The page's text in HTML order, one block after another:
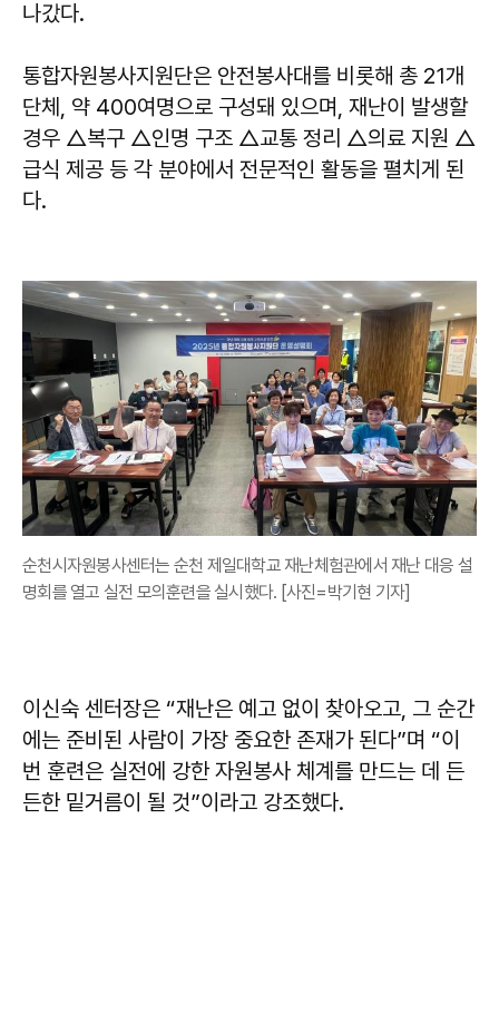
나갔다.
통합자원봉사지원단은 안전봉사대를 비롯해 총 21개
단체, 약 400여명으로 구성돼 있으며, 재난이 발생할
경우 △복구 △인명 구조 △교통 정리 △의료 지원 △
급식 제공 등 각 분야에서 전문적인 활동을 펼치게 된
다.
순천시자원봉사센터는 순천 제일대학교 재난체험관에서 재난 대응 설
명회를 열고 실전 모의훈련을 실시했다. [사진=박기현 기자]
이신숙 센터장은 “재난은 예고 없이 찾아오고, 그 순간
에는 준비된 사람이 가장 중요한 존재가 된다”며 “이
번 훈련은 실전에 강한 자원봉사 체계를 만드는 데 든
든한 밑거름이 될 것”이라고 강조했다.